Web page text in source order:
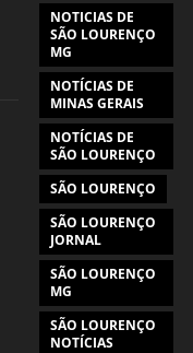
NOTICIAS DE
SÃO LOURENÇO
MG
NOTÍCIAS DE
MINAS GERAIS
NOTÍCIAS DE
SÃO LOURENÇO
SÃO LOURENÇO
SÃO LOURENÇO
JORNAL
SÃO LOURENÇO
MG
SÃO LOURENÇO
NOTÍCIAS